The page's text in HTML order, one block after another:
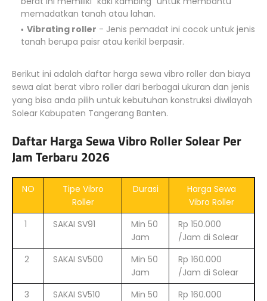
memadatkan tanah atau lahan.
Vibrating roller - Jenis pemadat ini cocok untuk jenis
tanah berupa paisr atau kerikil berpasir.
Berikut ini adalah daftar harga sewa vibro roller dan biaya
sewa alat berat vibro roller dari berbagai ukuran dan jenis
yang bisa anda pilih untuk kebutuhan konstruksi diwilayah
Solear Kabupaten Tangerang Banten.
Daftar Harga Sewa Vibro Roller Solear Per
Jam Terbaru 2026
NO
Tipe Vibro
Roller
Durasi
Harga Sewa
Vibro Roller
1
SAKAI SV91
Min 50
Jam
Rp 150.000
/Jam di Solear
2
SAKAI SV500
Min 50
Jam
Rp 160.000
/Jam di Solear
3
SAKAI SV510
Min 50
Rp 160.000